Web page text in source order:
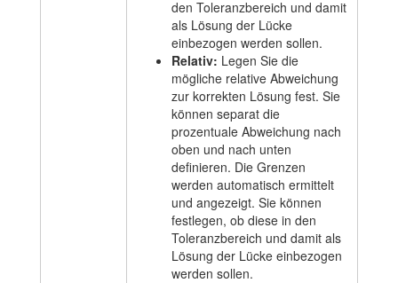
den Toleranzbereich und damit
als Lösung der Lücke
einbezogen werden sollen.
Relativ: Legen Sie die
mögliche relative Abweichung
zur korrekten Lösung fest. Sie
können separat die
prozentuale Abweichung nach
oben und nach unten
definieren. Die Grenzen
werden automatisch ermittelt
und angezeigt. Sie können
festlegen, ob diese in den
Toleranzbereich und damit als
Lösung der Lücke einbezogen
werden sollen.